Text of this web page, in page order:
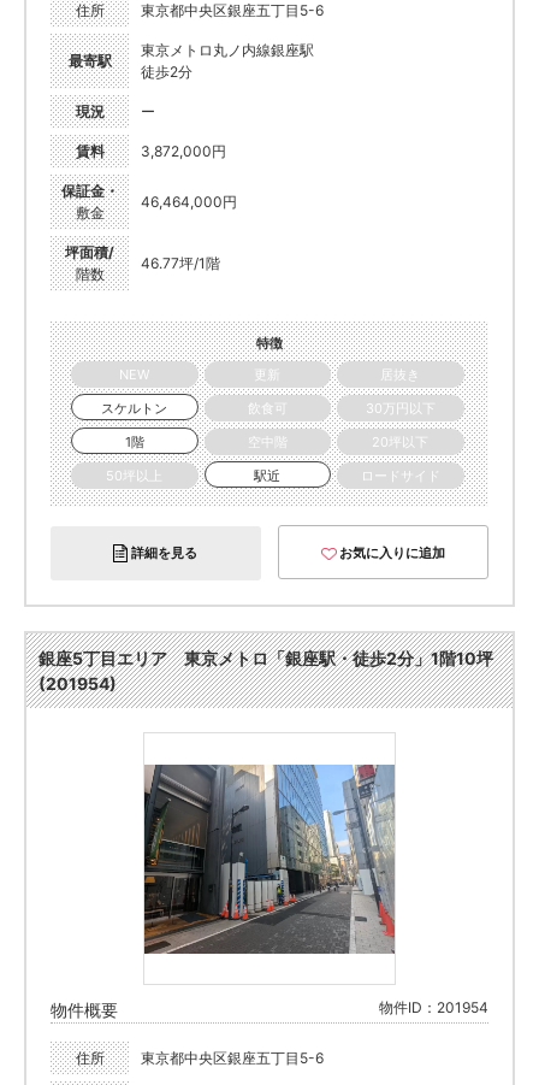
住所 東京都中央区銀座五丁目5-6
最寄駅
東京メトロ丸ノ内線銀座駅
徒歩2分
現況 ー
賃料 3,872,000円
保証金・
敷金
46,464,000円
坪面積/
階数
46.77坪/1階
特徴
NEW
更新
居抜き
スケルトン
飲食可
30万円以下
1階
空中階
20坪以下
50坪以上
駅近 ロードサイド
詳細を見る お気に入りに追加
銀座5丁目エリア 東京メトロ「銀座駅・徒歩2分」1階10坪
(201954)
物件概要 物件ID：201954
住所 東京都中央区銀座五丁目5-6